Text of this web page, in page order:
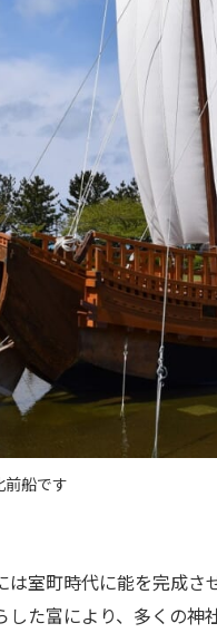
船です
室町時代に能を完成
た富により、多くの